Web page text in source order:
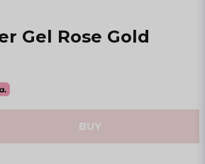
Gel Rose Gold
BUY